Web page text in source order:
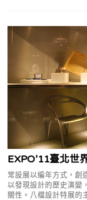
EXPO’11臺北世
常設展以編年方式，創
以發現設計的歷史演變
關性。八檔設計特展的